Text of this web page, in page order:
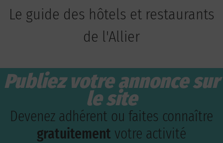
Le guide des hôtels et restaurants
de l'Allier
Publiez votre annonce sur
le site
Devenez adhérent ou faites connaître
gratuitement votre activité